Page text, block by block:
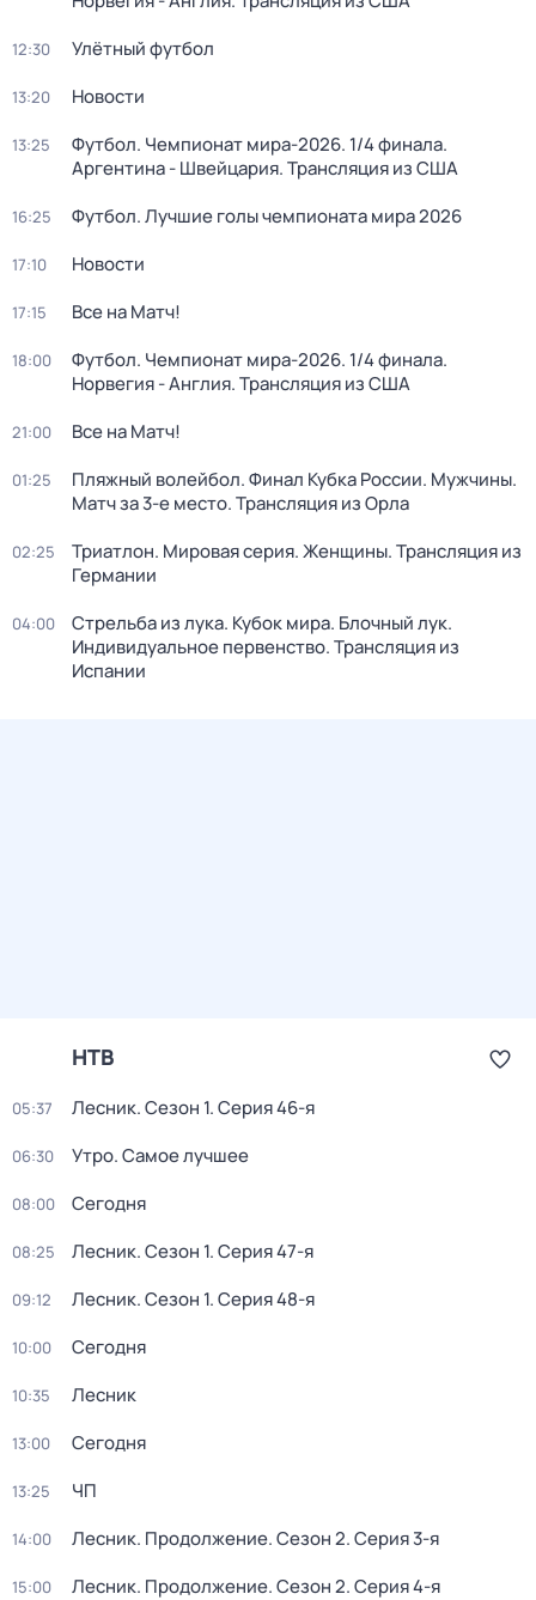
12:30 Улётный футбол
13:20 Новости
13:25
Футбол. Чемпионат мира-2026. 1/4 финала.
Аргентина - Швейцария. Трансляция из США
16:25 Футбол. Лучшие голы чемпионата мира 2026
17:10 Новости
17:15 Все на Матч!
18:00
Футбол. Чемпионат мира-2026. 1/4 финала.
Норвегия - Англия. Трансляция из США
21:00 Все на Матч!
01:25
Пляжный волейбол. Финал Кубка России. Мужчины.
Матч за 3-е место. Трансляция из Орла
02:25
Триатлон. Мировая серия. Женщины. Трансляция из
Германии
04:00
Стрельба из лука. Кубок мира. Блочный лук.
Индивидуальное первенство. Трансляция из
Испании
НТВ
05:37 Лесник. Сезон 1. Серия 46-я
06:30 Утро. Самое лучшее
08:00 Сегодня
08:25 Лесник. Сезон 1. Серия 47-я
09:12 Лесник. Сезон 1. Серия 48-я
10:00 Сегодня
10:35 Лесник
13:00 Сегодня
13:25 ЧП
14:00 Лесник. Продолжение. Сезон 2. Серия 3-я
15:00 Лесник. Продолжение. Сезон 2. Серия 4-я